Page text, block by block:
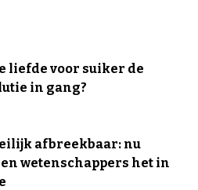
liefde voor suiker de
in gang?
afbreekbaar: nu
wetenschappers het in